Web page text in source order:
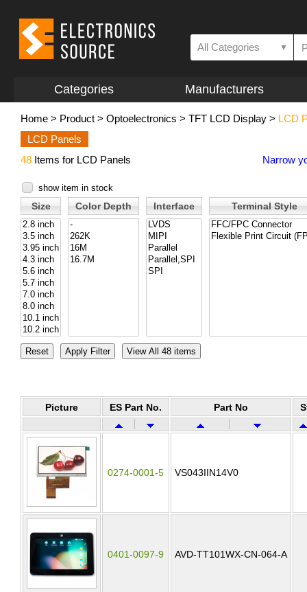
All Categories ▼
Categories Manufacturers
Home > Product > Optoelectronics > TFT LCD Display > LCD
LCD Panels
48 Items for LCD Panels Narrow
show item in stock
Size Color Depth Interface Terminal Style
Picture ES Part No. Part No
0274-0001-5 VS043IIN14V0
0401-0097-9 AVD-TT101WX-CN-064-A